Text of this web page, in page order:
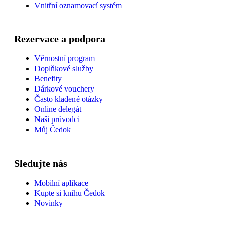
Vnitřní oznamovací systém
Rezervace a podpora
Věrnostní program
Doplňkové služby
Benefity
Dárkové vouchery
Často kladené otázky
Online delegát
Naši průvodci
Můj Čedok
Sledujte nás
Mobilní aplikace
Kupte si knihu Čedok
Novinky